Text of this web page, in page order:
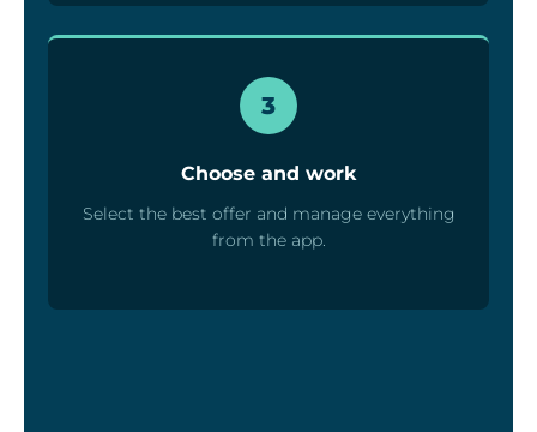
3
Choose and work
Select the best offer and manage everything
from the app.